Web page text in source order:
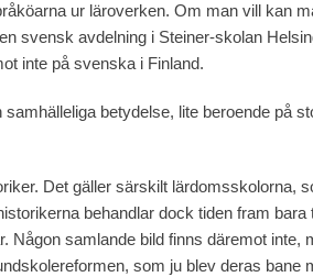
ur läroverken. Om man vill kan
svensk avdelning i Steiner-skolan
inte på svenska i Finland.
betydelse, lite beroende på
Det gäller särskilt lärdomsskolorna,
behandlar dock tiden fram bara
Någon samlande bild finns däremot inte,
som ju blev deras bane